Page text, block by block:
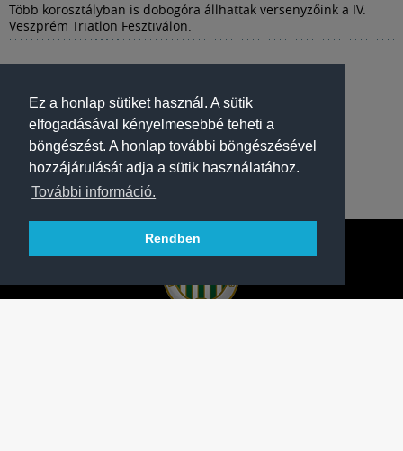
Ez a honlap sütiket használ. A sütik
elfogadásával kényelmesebbé teheti a
böngészést. A honlap további böngészésével
hozzájárulását adja a sütik használatához.
További információ.
Rendben
Több korosztályban is dobogóra állhattak versenyzőink a IV.
Veszprém Triatlon Fesztiválon.